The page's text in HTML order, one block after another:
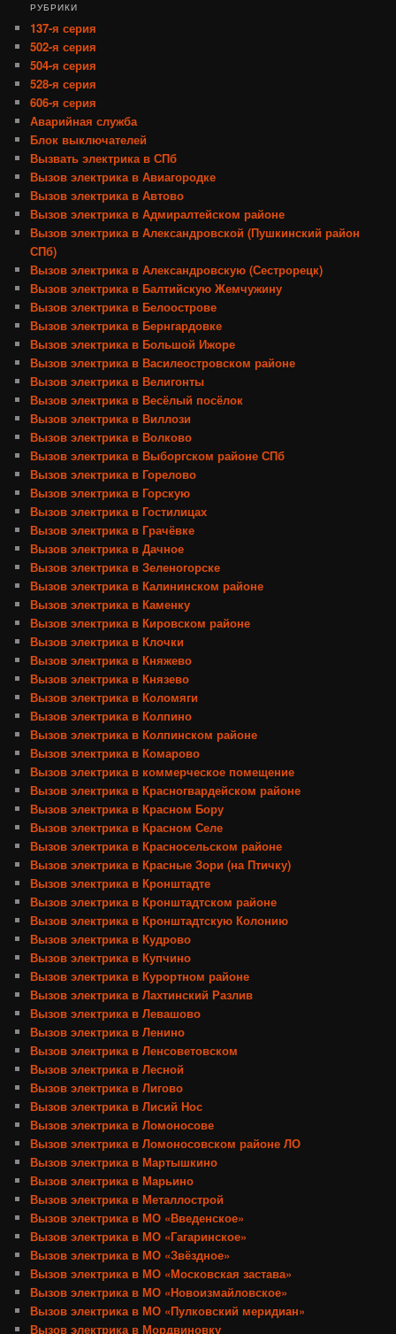
РУБРИКИ
137-я серия
502-я серия
504-я серия
528-я серия
606-я серия
Аварийная служба
Блок выключателей
Вызвать электрика в СПб
Вызов электрика в Авиагородке
Вызов электрика в Автово
Вызов электрика в Адмиралтейском районе
Вызов электрика в Александровской (Пушкинский район
СПб)
Вызов электрика в Александровскую (Сестрорецк)
Вызов электрика в Балтийскую Жемчужину
Вызов электрика в Белоострове
Вызов электрика в Бернгардовке
Вызов электрика в Большой Ижоре
Вызов электрика в Василеостровском районе
Вызов электрика в Велигонты
Вызов электрика в Весёлый посёлок
Вызов электрика в Виллози
Вызов электрика в Волково
Вызов электрика в Выборгском районе СПб
Вызов электрика в Горелово
Вызов электрика в Горскую
Вызов электрика в Гостилицах
Вызов электрика в Грачёвке
Вызов электрика в Дачное
Вызов электрика в Зеленогорске
Вызов электрика в Калининском районе
Вызов электрика в Каменку
Вызов электрика в Кировском районе
Вызов электрика в Клочки
Вызов электрика в Княжево
Вызов электрика в Князево
Вызов электрика в Коломяги
Вызов электрика в Колпино
Вызов электрика в Колпинском районе
Вызов электрика в Комарово
Вызов электрика в коммерческое помещение
Вызов электрика в Красногвардейском районе
Вызов электрика в Красном Бору
Вызов электрика в Красном Селе
Вызов электрика в Красносельском районе
Вызов электрика в Красные Зори (на Птичку)
Вызов электрика в Кронштадте
Вызов электрика в Кронштадтском районе
Вызов электрика в Кронштадтскую Колонию
Вызов электрика в Кудрово
Вызов электрика в Купчино
Вызов электрика в Курортном районе
Вызов электрика в Лахтинский Разлив
Вызов электрика в Левашово
Вызов электрика в Ленино
Вызов электрика в Ленсоветовском
Вызов электрика в Лесной
Вызов электрика в Лигово
Вызов электрика в Лисий Нос
Вызов электрика в Ломоносове
Вызов электрика в Ломоносовском районе ЛО
Вызов электрика в Мартышкино
Вызов электрика в Марьино
Вызов электрика в Металлострой
Вызов электрика в МО «Введенское»
Вызов электрика в МО «Гагаринское»
Вызов электрика в МО «Звёздное»
Вызов электрика в МО «Московская застава»
Вызов электрика в МО «Новоизмайловское»
Вызов электрика в МО «Пулковский меридиан»
Вызов электрика в Мордвиновку